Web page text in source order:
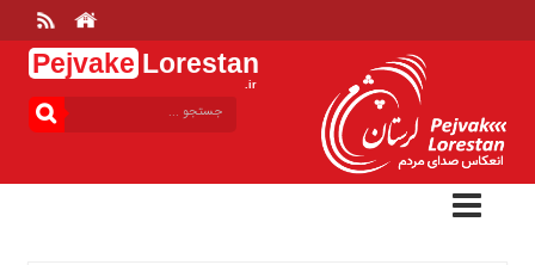
Pejvake Lorestan
.ir
بالا
خانه
ارتباط